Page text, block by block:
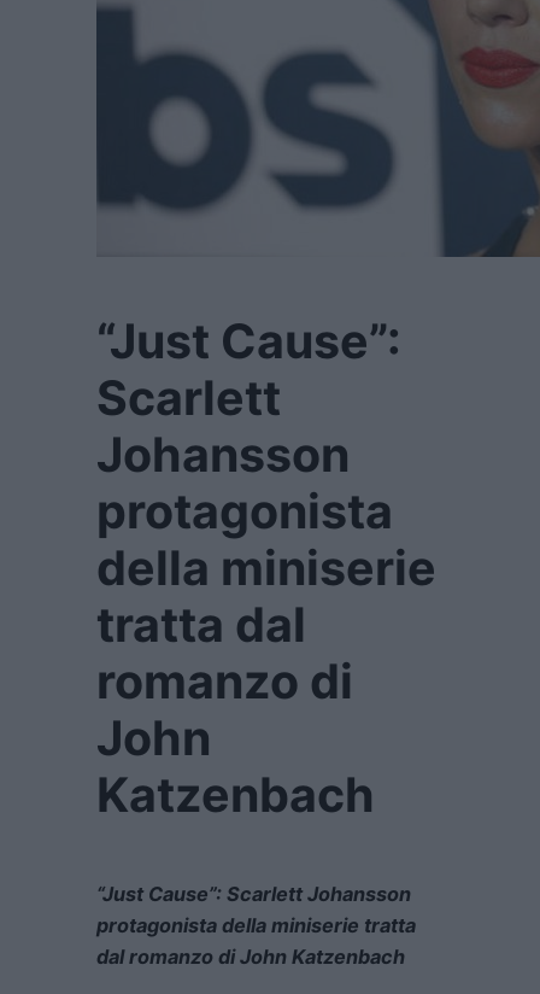
“Just Cause”:
Scarlett
Johansson
protagonista
della miniserie
tratta dal
romanzo di
John
Katzenbach
“Just Cause”: Scarlett Johansson
protagonista della miniserie tratta
dal romanzo di John Katzenbach